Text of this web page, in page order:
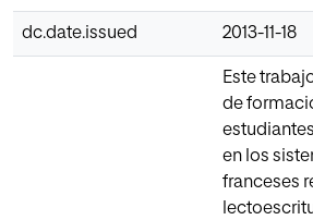
dc.date.issued 2013-11-18
Este
de
en los
franceses